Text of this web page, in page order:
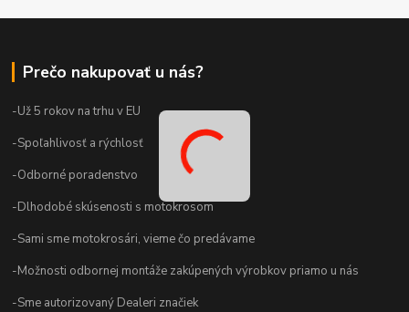
Prečo nakupovať u nás?
-Už 5 rokov na trhu v EU
-Spoľahlivosť a rýchlosť
-Odborné poradenstvo
-Dlhodobé skúsenosti s motokrosom
-Sami sme motokrosári, vieme čo predávame
-Možnosti odbornej montáže zakúpených výrobkov priamo u nás
-Sme autorizovaný Dealeri značiek